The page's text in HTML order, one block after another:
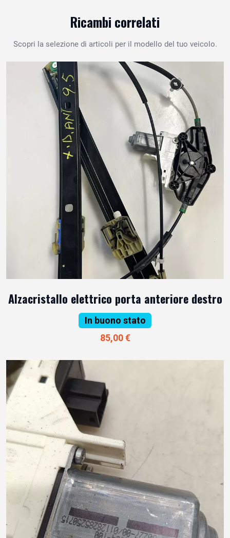
Ricambi correlati
Scopri la selezione di articoli per il modello del tuo veicolo.
Alzacristallo elettrico porta anteriore destro
In buono stato
85,00 €